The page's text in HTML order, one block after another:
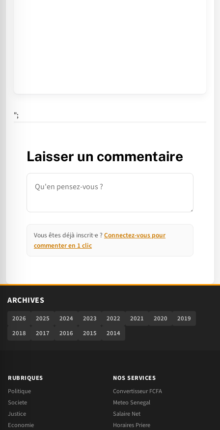
";
Laisser un commentaire
Commentaire
Vous êtes déjà inscrit·e ? Connectez-vous pour
commenter en 1 clic
ARCHIVES
2026 2025 2024 2023 2022 2021 2020
2019
2018
2017 2016 2015 2014
RUBRIQUES
Politique
Societe
Justice
Economie
NOS SERVICES
Convertisseur FCFA
Meteo Senegal
Salaire Net
Horaires Priere